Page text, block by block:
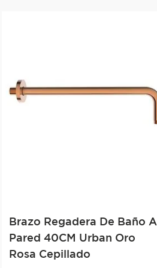
Brazo Regadera De Baño A
Pared 40CM Urban Oro
Rosa Cepillado